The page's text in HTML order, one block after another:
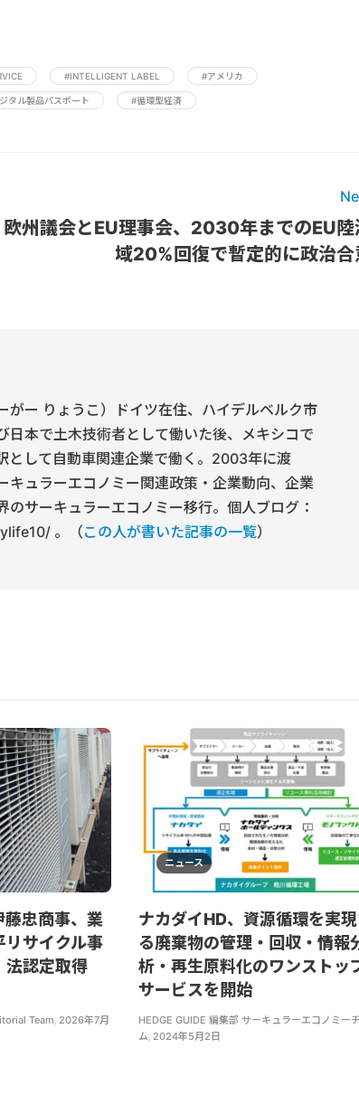
#INTELLIGENT LABEL #アメリカ
タル製品パスポート #循環型経済
欧州議会とEU理事会、2030年までのEU陸
域20%回復で暫定的に政治合
がー りょうこ）ドイツ在住、ハイデルベルク市
日本で土木技術者として働いた後、メキシコで
として自動車関連企業で働く。2003年に渡
キュラーエコノミー関連政策・企業動向、企業
のサーキュラーエコノミー移行。個人ブログ：
。（この人が書いた記事の一覧）
藤忠商事、業
リサイクル事
法認定取得
Team, 2026年7月
ニュース
ナカダイHD、資源循環を実
る廃棄物の管理・回収・情報
析・再生原料化のワンストッ
サービスを開始
HEDGE GUIDE 編集部 サーキュラーエコノミー
ム, 2024年5月2日